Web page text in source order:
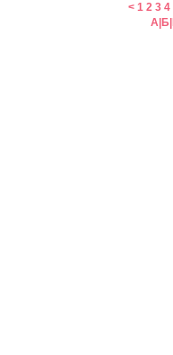
< 1 2 3 4
А Б